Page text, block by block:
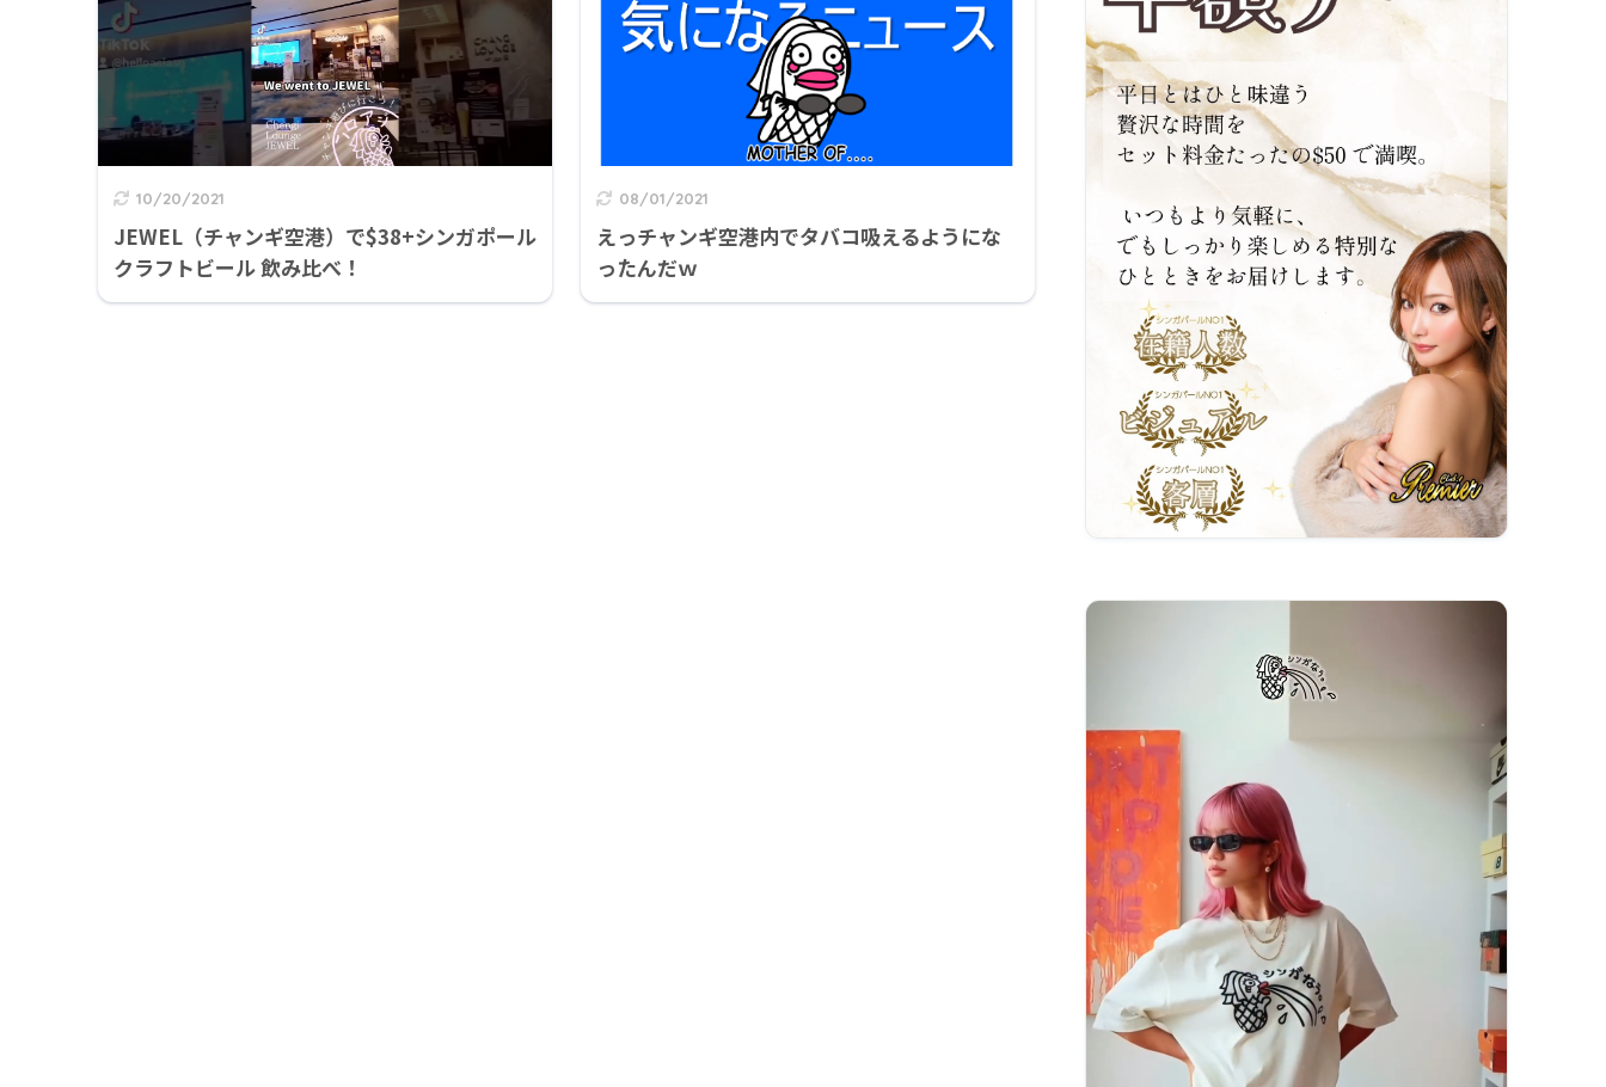
10/20/2021
JEWEL（チャンギ空港）で$38+シンガポール
クラフトビール 飲み比べ！
08/01/2021
えっチャンギ空港内でタバコ吸えるようにな
ったんだｗ